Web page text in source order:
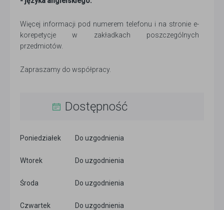
Więcej informacji pod numerem telefonu i na stronie e-
korepetycje w zakładkach poszczególnych
przedmiotów.
Zapraszamy do współpracy.
Dostępność
Poniedziałek Do uzgodnienia
Wtorek Do uzgodnienia
Środa Do uzgodnienia
Czwartek Do uzgodnienia